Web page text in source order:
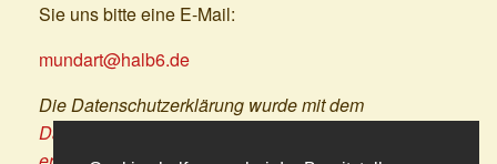
Sie uns bitte eine E-Mail:
mundart@halb6.de
Die Datenschutzerklärung wurde mit dem
Datenschutzerklärungs-Generator der activeMind AG